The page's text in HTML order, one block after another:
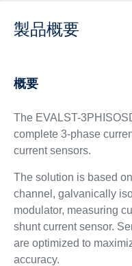
製品概要
概要
The EVALST-
complete 3-phase
current sensors.
The solution is based
channel, galvanically
modulator, measuring
shunt current sensor.
are optimized to
accuracy.